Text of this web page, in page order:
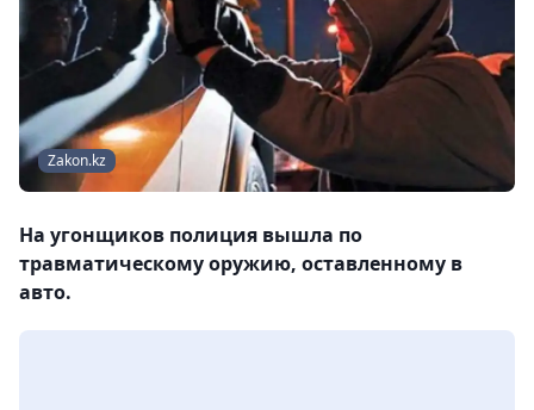
Zakon.kz
На угонщиков полиция вышла по
травматическому оружию, оставленному в
авто.